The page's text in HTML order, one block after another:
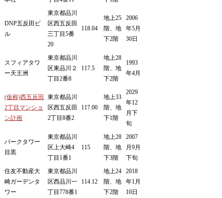
DNP五反田ビ
ル
東京都品川
区西五反田
三丁目5番
20
118.04
地上25
階、地
下2階
2006
年5月
30日
スフィアタワ
ー天王洲
東京都品川
区東品川２
丁目2番8
117.5
地上28
階、地
下2階
1993
年4月
(仮称)西五反田
2丁目マンショ
ン計画
東京都品川
区西五反田
2丁目8番2
117.00
地上33
階、地
下1階
2029
年12
月下
旬
パークタワー
目黒
東京都品川
区上大崎4
丁目1番1
115
地上28
階、地
下3階
2007
月9月
下旬
住友不動産大
崎ガーデンタ
ワー
東京都品川
区西品川一
丁目778番1
114.12
地上24
階、地
下2階
2018
年1月
10日